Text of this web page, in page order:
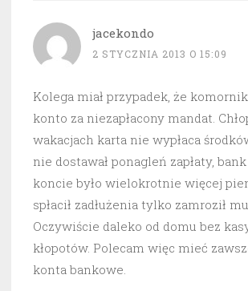
jacekondo
2 STYCZNIA 2013 O 15:09
Kolega miał przypadek, że
konto za niezapłacony mandat.
wakacjach karta nie wypłaca
nie dostawał ponagleń zapłaty,
koncie było wielokrotnie więcej
spłacił zadłużenia tylko zamroził
Oczywiście daleko od domu bez
kłopotów. Polecam więc mieć
konta bankowe.